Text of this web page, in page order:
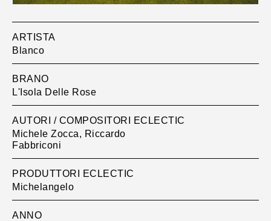
ARTISTA
Blanco
BRANO
L'Isola Delle Rose
AUTORI / COMPOSITORI ECLECTIC
Michele Zocca, Riccardo
Fabbriconi
PRODUTTORI ECLECTIC
Michelangelo
ANNO